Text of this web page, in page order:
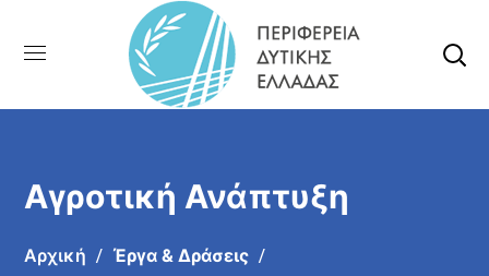
Αγροτική Ανάπτυξη
Αρχική Έργα & Δράσεις